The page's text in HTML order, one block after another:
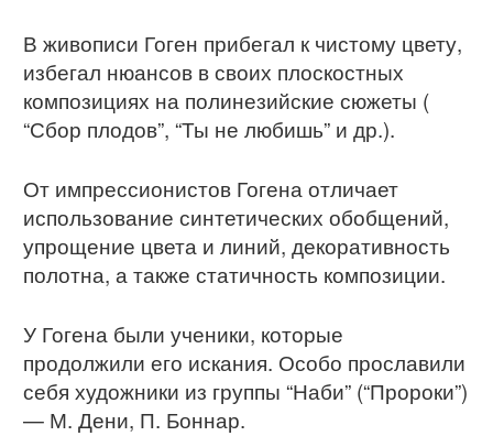
В живописи Гоген прибегал к чистому цвету,
избегал нюансов в своих плоскостных
композициях на полинезийские сюжеты (
“Сбор плодов”, “Ты не любишь” и др.).
От импрессионистов Гогена отличает
использование синтетических обобщений,
упрощение цвета и линий, декоративность
полотна, а также статичность композиции.
У Гогена были ученики, которые
продолжили его искания. Особо прославили
себя художники из группы “Наби” (“Пророки”)
— М. Дени, П. Боннар.